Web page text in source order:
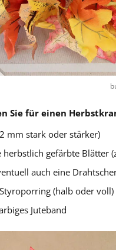
Sie für einen
mm stark oder stärker)
herbstlich gefärbte Blätter
auch eine
(halb oder voll)
Juteband